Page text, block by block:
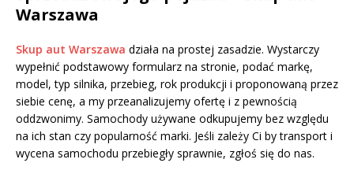
Warszawa
Skup aut Warszawa działa na prostej zasadzie. Wystarczy
wypełnić podstawowy formularz na stronie, podać markę,
model, typ silnika, przebieg, rok produkcji i proponowaną przez
siebie cenę, a my przeanalizujemy ofertę i z pewnością
oddzwonimy. Samochody używane odkupujemy bez względu
na ich stan czy popularność marki. Jeśli zależy Ci by transport i
wycena samochodu przebiegły sprawnie, zgłoś się do nas.